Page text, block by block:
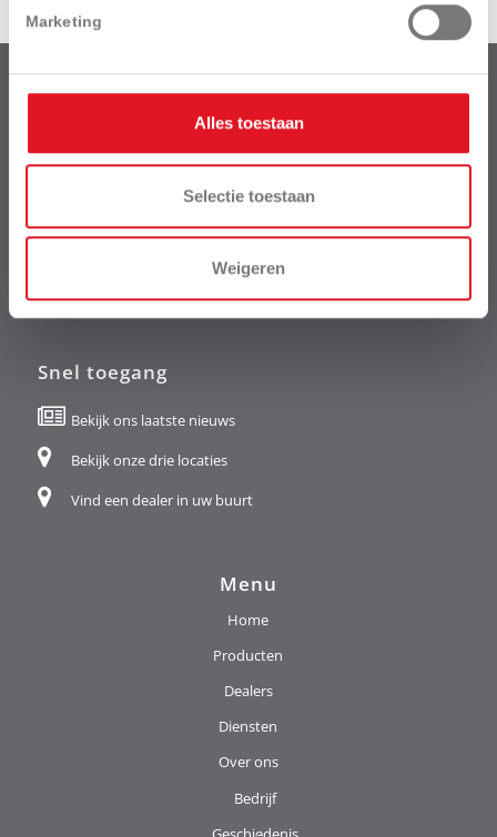
Marketing
Alles toestaan
Selectie toestaan
Weigeren
maakt als business unit deel uit van het bedrijf
Snel toegang
Bekijk ons laatste nieuws
Bekijk onze drie locaties
Vind een dealer in uw buurt
Menu
Home
Producten
Dealers
Diensten
Over ons
Bedrijf